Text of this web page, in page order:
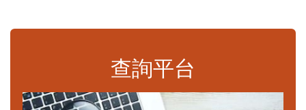
查詢平台